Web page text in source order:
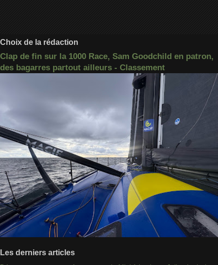
Choix de la rédaction
Clap de fin sur la 1000 Race, Sam Goodchild en patron,
des bagarres partout ailleurs - Classement
Les derniers articles